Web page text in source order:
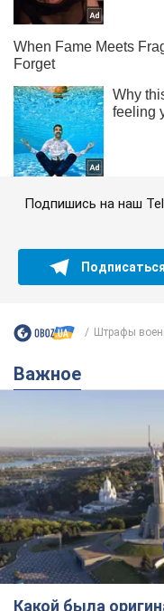
Подпишись на наш
Подписаться
Штрафы
Важное
Какой была